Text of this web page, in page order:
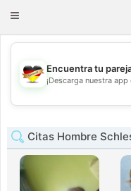
Toggle
💖
Encuentra tu
¡Descarga nuestra
Citas Hombre